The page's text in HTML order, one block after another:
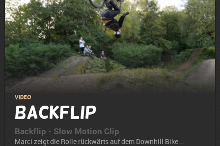
Video
Backflip
Backflip - Slow Motion Clip
Marci zeigt die Rolle rückwärts auf dem Downhill Bike...